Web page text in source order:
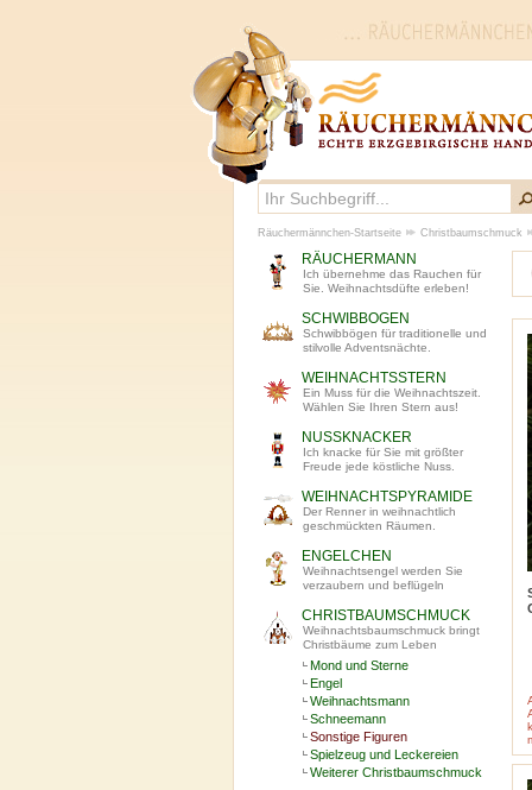
RÄUCHERMANN
Ich übernehme das Rauchen für
Sie. Weihnachtsdüfte erleben!
SCHWIBBOGEN
Schwibbögen für traditionelle und
stilvolle Adventsnächte.
WEIHNACHTSSTERN
Ein Muss für die Weihnachtszeit.
Wählen Sie Ihren Stern aus!
NUSSKNACKER
Ich knacke für Sie mit größter
Freude jede köstliche Nuss.
WEIHNACHTSPYRAMIDE
Der Renner in weihnachtlich
geschmückten Räumen.
ENGELCHEN
Weihnachtsengel werden Sie
verzaubern und beflügeln
CHRISTBAUMSCHMUCK
Weihnachtsbaumschmuck bringt
Christbäume zum Leben
Mond und Sterne
Engel
Weihnachtsmann
Schneemann
Sonstige Figuren
Spielzeug und Leckereien
Weiterer Christbaumschmuck
Räuchermännchen-Startseite Christbaumschmuck